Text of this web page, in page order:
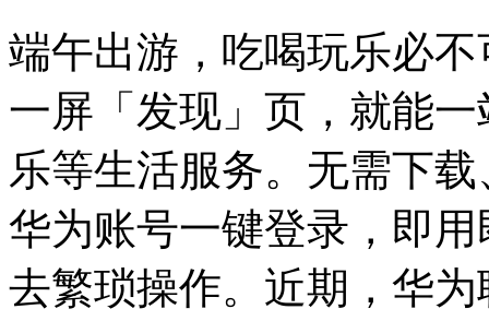
端午出游，吃喝玩乐必
一屏「发现」页，就能
乐等生活服务。无需下
华为账号一键登录，即
去繁琐操作。近期，华